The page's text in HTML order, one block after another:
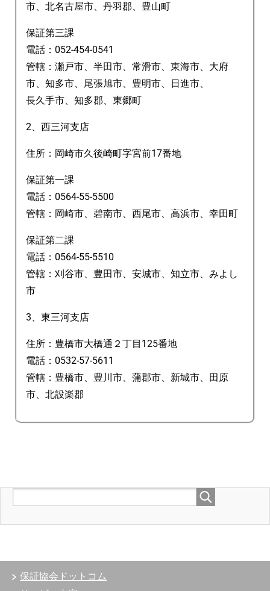
市、北名古屋市、丹羽郡、豊山町
保証第三課
電話：052-454-0541
管轄：瀬戸市、半田市、常滑市、東海市、大府
市、知多市、尾張旭市、豊明市、日進市、
長久手市、知多郡、東郷町
2、西三河支店
住所：岡崎市久後崎町字宮前17番地
保証第一課
電話：0564-55-5500
管轄：岡崎市、碧南市、西尾市、高浜市、幸田町
保証第二課
電話：0564-55-5510
管轄：刈谷市、豊田市、安城市、知立市、みよし
市
3、東三河支店
住所：豊橋市大橋通２丁目125番地
電話：0532-57-5611
管轄：豊橋市、豊川市、蒲郡市、新城市、田原
市、北設楽郡
保証協会ドットコム